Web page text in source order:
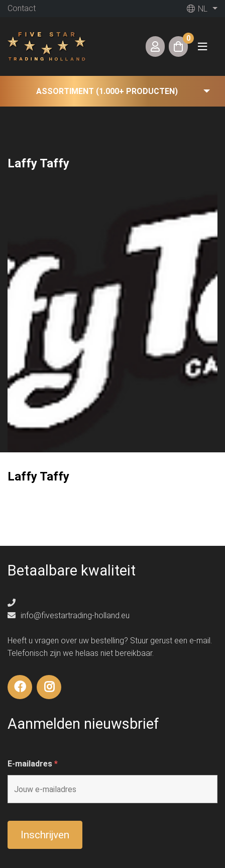
Contact NL
0
ASSORTIMENT (1.000+ PRODUCTEN)
Laffy Taffy
Laffy Taffy
Betaalbare kwaliteit
info@fivestartrading-holland.eu
Heeft u vragen over uw bestelling? Stuur gerust een e-mail.
Telefonisch zijn we helaas niet bereikbaar.
Aanmelden nieuwsbrief
E-mailadres *